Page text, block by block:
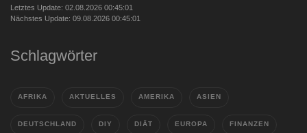
Letztes Update: 02.08.2026 00:45:01
Nächstes Update: 09.08.2026 00:45:01
Schlagwörter
AFRIKA AKTUELLES AMERIKA ASIEN
DEUTSCHLAND DIY DIÄT EUROPA FINANZEN